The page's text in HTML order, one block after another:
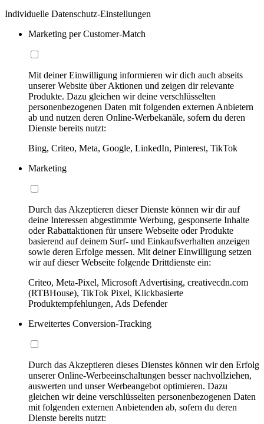
Individuelle Datenschutz-Einstellungen
Marketing per Customer-Match
Mit deiner Einwilligung informieren wir dich auch abseits
unserer Website über Aktionen und zeigen dir relevante
Produkte. Dazu gleichen wir deine verschlüsselten
personenbezogenen Daten mit folgenden externen Anbietern
ab und nutzen deren Online-Werbekanäle, sofern du deren
Dienste bereits nutzt:
Bing, Criteo, Meta, Google, LinkedIn, Pinterest, TikTok
Marketing
Durch das Akzeptieren dieser Dienste können wir dir auf
deine Interessen abgestimmte Werbung, gesponserte Inhalte
oder Rabattaktionen für unsere Webseite oder Produkte
basierend auf deinem Surf- und Einkaufsverhalten anzeigen
sowie deren Erfolge messen. Mit deiner Einwilligung setzen
wir auf dieser Webseite folgende Drittdienste ein:
Criteo, Meta-Pixel, Microsoft Advertising, creativecdn.com
(RTBHouse), TikTok Pixel, Klickbasierte
Produktempfehlungen, Ads Defender
Erweitertes Conversion-Tracking
Durch das Akzeptieren dieses Dienstes können wir den Erfolg
unserer Online-Werbeeinschaltungen besser nachvollziehen,
auswerten und unser Werbeangebot optimieren. Dazu
gleichen wir deine verschlüsselten personenbezogenen Daten
mit folgenden externen Anbietenden ab, sofern du deren
Dienste bereits nutzt: